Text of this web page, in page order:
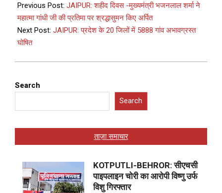
Previous Post: JAIPUR: शहीद दिवस -मुख्यमंत्री भजनलाल शर्मा ने
महात्मा गांधी जी की प्रतिमा पर श्रद्धासुमन किए अर्पित
Next Post: JAIPUR: प्रदेश के 20 जिलों में 5888 गांव अभावग्रस्त
घोषित
Search
Search
ताज़ा समाचार
KOTPUTLI-BEHROR: सीएचसी
पाइपलाइन चोरी का आरोपी विष्णु उर्फ
विशु गिरफ्तार